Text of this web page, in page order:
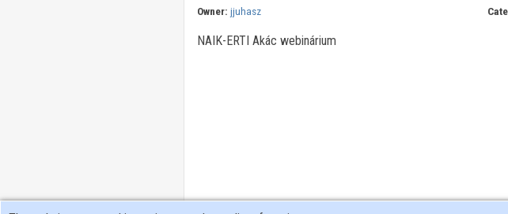
Owner: jjuhasz
NAIK-ERTI Akác webinárium